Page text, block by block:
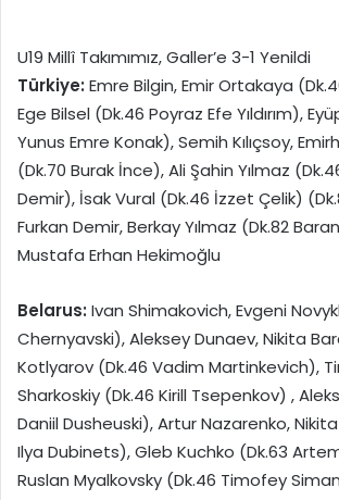
U19 Millî Takımımız, Galler’e 3-1 Yenildi
Türkiye: Emre Bilgin, Emir Ortakaya
Ege Bilsel (Dk.46 Poyraz Efe Yıldırım),
Yunus Emre Konak), Semih Kılıçsoy,
(Dk.70 Burak İnce), Ali Şahin Yılmaz
Demir), İsak Vural (Dk.46 İzzet Çelik)
Furkan Demir, Berkay Yılmaz (Dk.82
Mustafa Erhan Hekimoğlu
Belarus: Ivan Shimakovich, Evgeni
Chernyavski), Aleksey Dunaev, Nikita
Kotlyarov (Dk.46 Vadim Martinkevich),
Sharkoskiy (Dk.46 Kirill Tsepenkov) ,
Daniil Dusheuski), Artur Nazarenko,
Ilya Dubinets), Gleb Kuchko (Dk.63
Ruslan Myalkovsky (Dk.46 Timofey